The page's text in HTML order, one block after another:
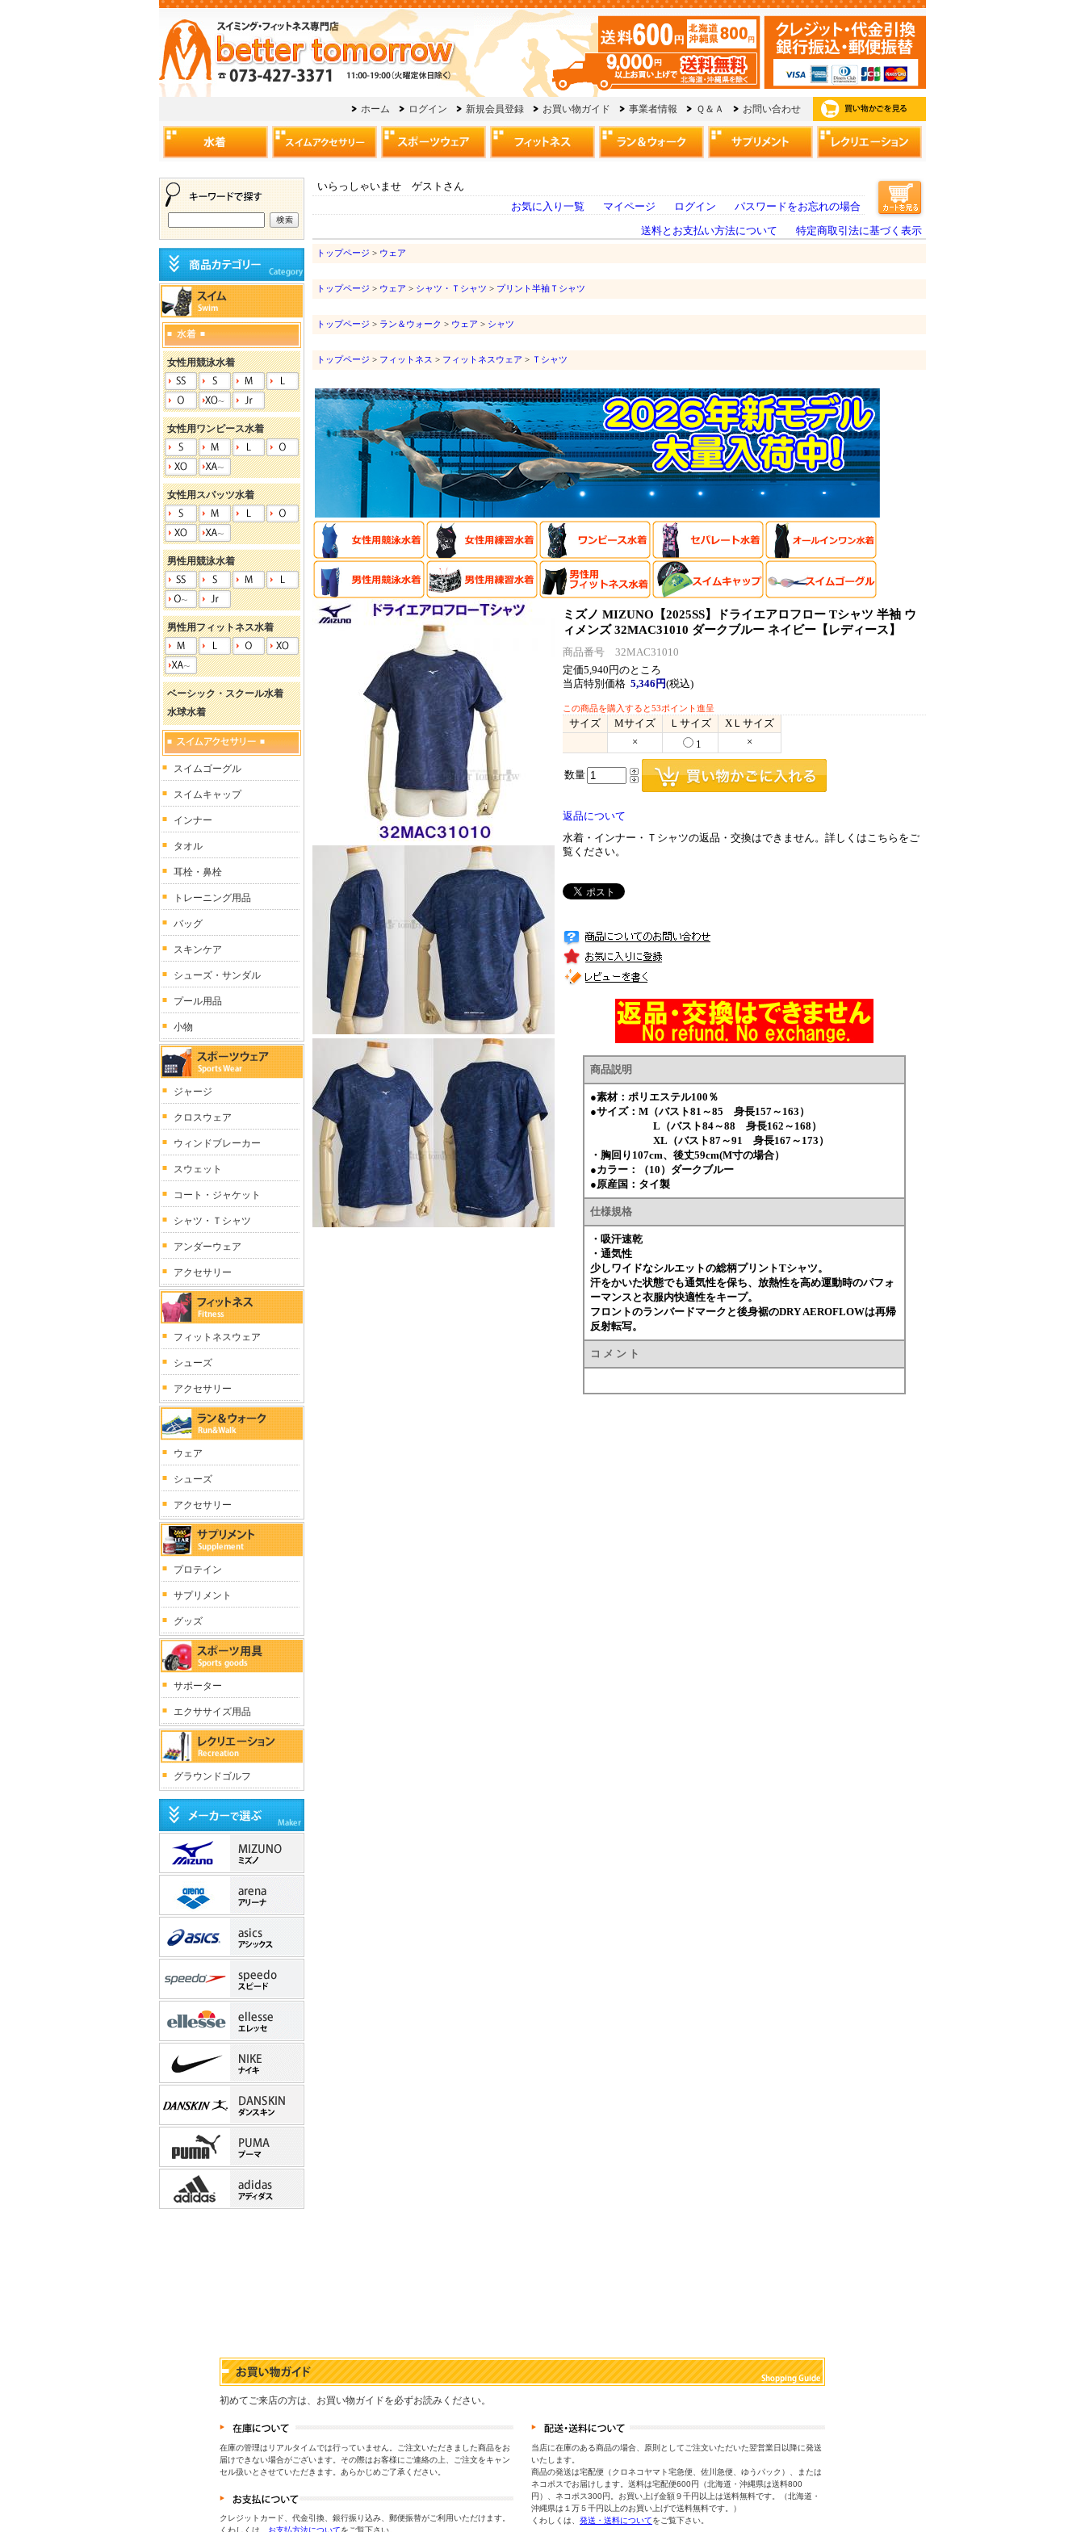
いらっしゃいませ ゲストさん
お気に入り一覧
マイページ ログイン パスワードをお忘れの場合
送料とお支払い方法について 特定商取引法に基づく表示
トップページ > ウェア
トップページ > ウェア > シャツ・Ｔシャツ > プリント半袖Ｔシャツ
トップページ > ラン＆ウォーク > ウェア > シャツ
トップページ > フィットネス > フィットネスウェア > Ｔシャツ
ミズノ MIZUNO【2025SS】ドライエアロフロー Tシャツ 半袖 ウ
ィメンズ 32MAC31010 ダークブルー ネイビー【レディース】
商品番号 32MAC31010
定価5,940円のところ
当店特別価格 5,346円(税込)
この商品を購入すると53ポイント進呈
サイズ Mサイズ Ｌサイズ
XＬサイズ
×
1 ×
数量
返品について
水着・インナー・Ｔシャツの返品・交換はできません。詳しくはこちらをご
覧ください。
商品説明
●素材：ポリエステル100％
●サイズ：M（バスト81～85 身長157～163）
L（バスト84～88 身長162～168）
XL（バスト87～91 身長167～173）
・胸回り107cm、後丈59cm(M寸の場合）
●カラー：（10）ダークブルー
●原産国：タイ製
仕様規格
・吸汗速乾
・通気性
少しワイドなシルエットの総柄プリントTシャツ。
汗をかいた状態でも通気性を保ち、放熱性を高め運動時のパフォ
ーマンスと衣服内快適性をキープ。
フロントのランバードマークと後身裾のDRY AEROFLOWは再帰
反射転写。
コ メ ン ト